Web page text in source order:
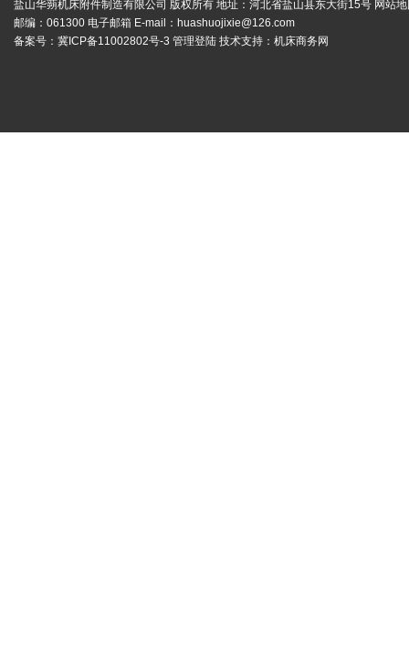
盐山华蒴机床附件制造有限公司 版权所有 地址：河北省盐山县东大街15号 网站
邮编：061300 电子邮箱 E-mail： huashuojixie@126.com
备案号： 冀ICP备11002802号-3 管理登陆 技术支持： 机床商务网